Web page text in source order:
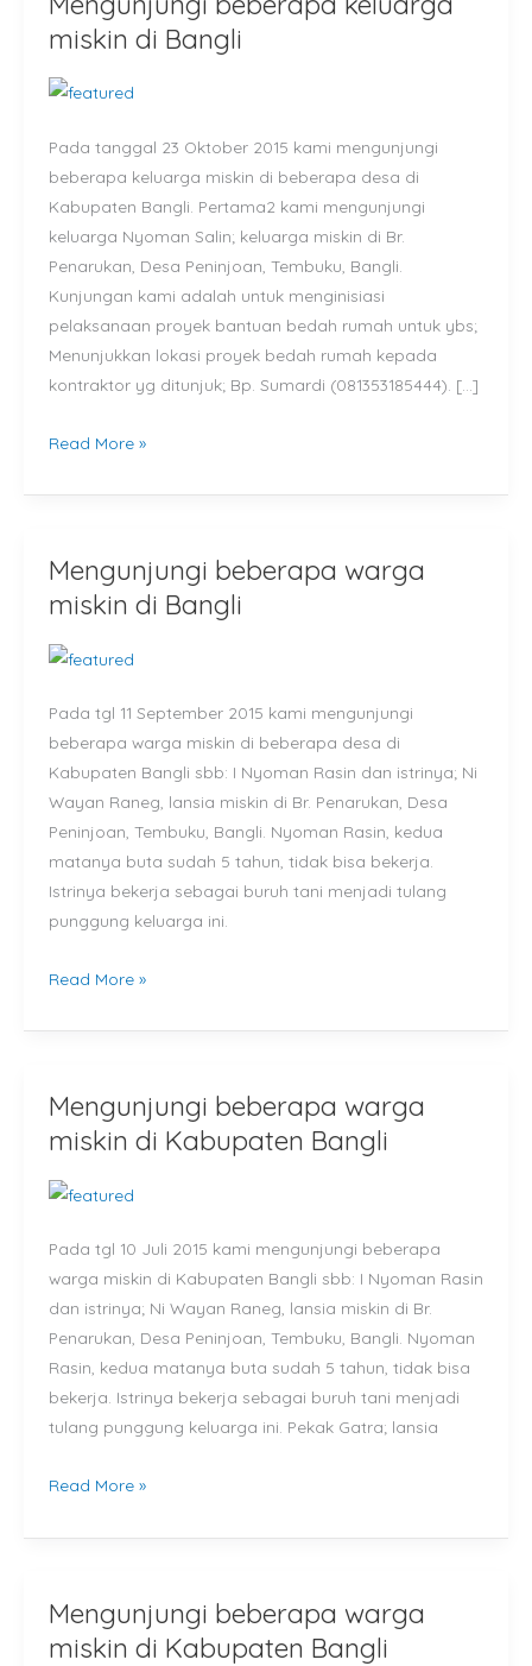
miskin di Bangli
Pada tanggal 23 Oktober 2015 kami mengunjungi
beberapa keluarga miskin di beberapa desa di
Kabupaten Bangli. Pertama2 kami mengunjungi
keluarga Nyoman Salin; keluarga miskin di Br.
Penarukan, Desa Peninjoan, Tembuku, Bangli.
Kunjungan kami adalah untuk menginisiasi
pelaksanaan proyek bantuan bedah rumah untuk ybs;
Menunjukkan lokasi proyek bedah rumah kepada
kontraktor yg ditunjuk; Bp. Sumardi (081353185444). […]
beberapa
miskin
Bangli
Read More »
Mengunjungi beberapa warga
miskin di Bangli
Pada tgl 11 September 2015 kami mengunjungi
beberapa warga miskin di beberapa desa di
Kabupaten Bangli sbb: I Nyoman Rasin dan istrinya; Ni
Wayan Raneg, lansia miskin di Br. Penarukan, Desa
Peninjoan, Tembuku, Bangli. Nyoman Rasin, kedua
matanya buta sudah 5 tahun, tidak bisa bekerja.
Istrinya bekerja sebagai buruh tani menjadi tulang
punggung keluarga ini.
Mengunjungi
beberapa
miskin
Bangli
Read More »
Mengunjungi beberapa warga
miskin di Kabupaten Bangli
Pada tgl 10 Juli 2015 kami mengunjungi beberapa
warga miskin di Kabupaten Bangli sbb: I Nyoman Rasin
dan istrinya; Ni Wayan Raneg, lansia miskin di Br.
Penarukan, Desa Peninjoan, Tembuku, Bangli. Nyoman
Rasin, kedua matanya buta sudah 5 tahun, tidak bisa
bekerja. Istrinya bekerja sebagai buruh tani menjadi
tulang punggung keluarga ini. Pekak Gatra; lansia
Mengunjungi
beberapa
miskin
Kabupaten
Bangli
Read More »
Mengunjungi beberapa warga
miskin di Kabupaten Bangli
Mengunjungi
beberapa